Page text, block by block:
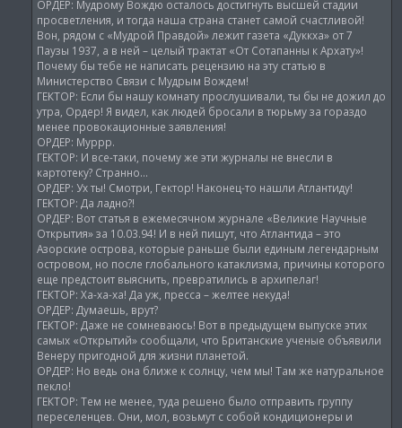
ОРДЕР: Мудрому Вождю осталось достигнуть высшей стадии
просветления, и тогда наша страна станет самой счастливой!
Вон, рядом с «Мудрой Правдой» лежит газета «Дуккха» от 7
Паузы 1937, а в ней – целый трактат «От Сотапанны к Архату»!
Почему бы тебе не написать рецензию на эту статью в
Министерство Связи с Мудрым Вождем!
ГЕКТОР: Если бы нашу комнату прослушивали, ты бы не дожил до
утра, Ордер! Я видел, как людей бросали в тюрьму за гораздо
менее провокационные заявления!
ОРДЕР: Муррр.
ГЕКТОР: И все-таки, почему же эти журналы не внесли в
картотеку? Странно…
ОРДЕР: Ух ты! Смотри, Гектор! Наконец-то нашли Атлантиду!
ГЕКТОР: Да ладно?!
ОРДЕР: Вот статья в ежемесячном журнале «Великие Научные
Открытия» за 10.03.94! И в ней пишут, что Атлантида – это
Азорские острова, которые раньше были единым легендарным
островом, но после глобального катаклизма, причины которого
еще предстоит выяснить, превратились в архипелаг!
ГЕКТОР: Ха-ха-ха! Да уж, пресса – желтее некуда!
ОРДЕР: Думаешь, врут?
ГЕКТОР: Даже не сомневаюсь! Вот в предыдущем выпуске этих
самых «Открытий» сообщали, что Британские ученые объявили
Венеру пригодной для жизни планетой.
ОРДЕР: Но ведь она ближе к солнцу, чем мы! Там же натуральное
пекло!
ГЕКТОР: Тем не менее, туда решено было отправить группу
переселенцев. Они, мол, возьмут с собой кондиционеры и